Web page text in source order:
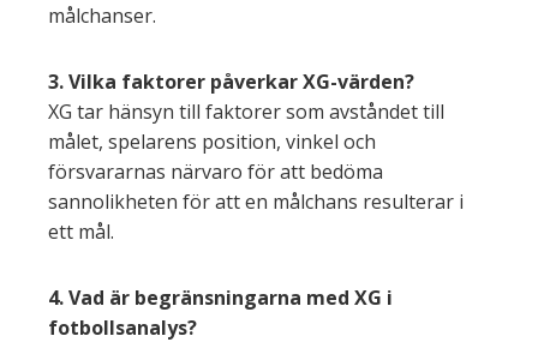
målchanser.
3. Vilka faktorer påverkar XG-värden?
XG tar hänsyn till faktorer som avståndet till
målet, spelarens position, vinkel och
försvararnas närvaro för att bedöma
sannolikheten för att en målchans resulterar i
ett mål.
4. Vad är begränsningarna med XG i
fotbollsanalys?